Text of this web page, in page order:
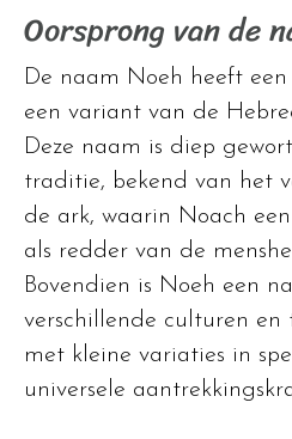
Oorsprong van de
De naam Noeh heeft
een variant van de
Deze naam is diep
traditie, bekend van het
de ark, waarin Noach
als redder van de
Bovendien is Noeh een
verschillende culturen en
met kleine variaties in
universele